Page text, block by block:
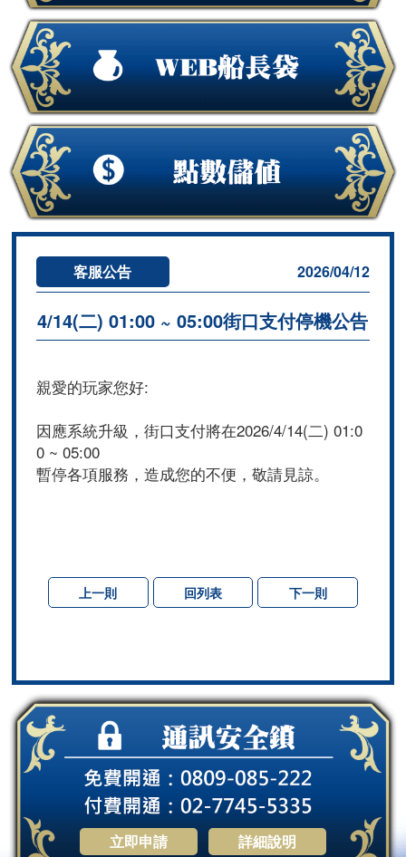
客服公告 2026/04/12
4/14(二) 01:00 ~ 05:00街口支付停機公告
親愛的玩家您好:
因應系統升級，街口支付將在2026/4/14(二) 01:0
0 ~ 05:00
暫停各項服務，造成您的不便，敬請見諒。
上一則 回列表 下一則
立即申請 詳細說明